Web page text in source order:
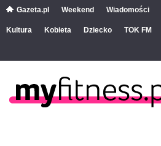
Gazeta.pl Weekend Wiadomości
Kultura Kobieta Dziecko TOK FM